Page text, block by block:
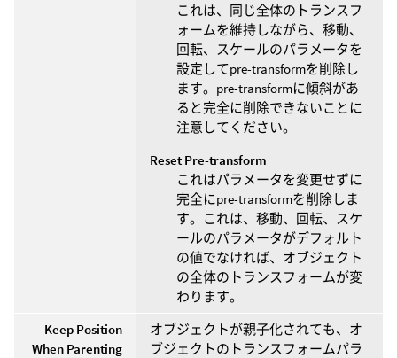
これは、同じ全体のトランスフ
ォームを維持しながら、移動、
回転、スケールのパラメータを
設定してpre-transformを削除し
ます。pre-transformに傾斜があ
ると完全に削除できないことに
注意してください。
Reset Pre-transform
これはパラメータを変更せずに
完全にpre-transformを削除しま
す。これは、移動、回転、スケ
ールのパラメータがデフォルト
の値でなければ、オブジェクト
の全体のトランスフォームが変
わります。
Keep Position
When Parenting
オブジェクトが親子化されても、オ
ブジェクトのトランスフォームパラ